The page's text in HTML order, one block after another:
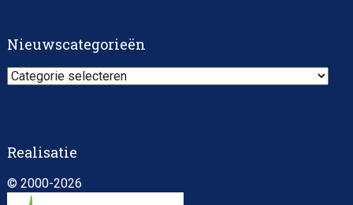
Nieuwscategorieën
Nieuwscategorieën
Realisatie
© 2000-2026